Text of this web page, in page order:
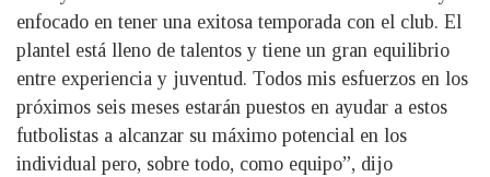
enfocado en tener una exitosa temporada con el club. El
plantel está lleno de talentos y tiene un gran equilibrio
entre experiencia y juventud. Todos mis esfuerzos en los
próximos seis meses estarán puestos en ayudar a estos
futbolistas a alcanzar su máximo potencial en los
individual pero, sobre todo, como equipo”, dijo